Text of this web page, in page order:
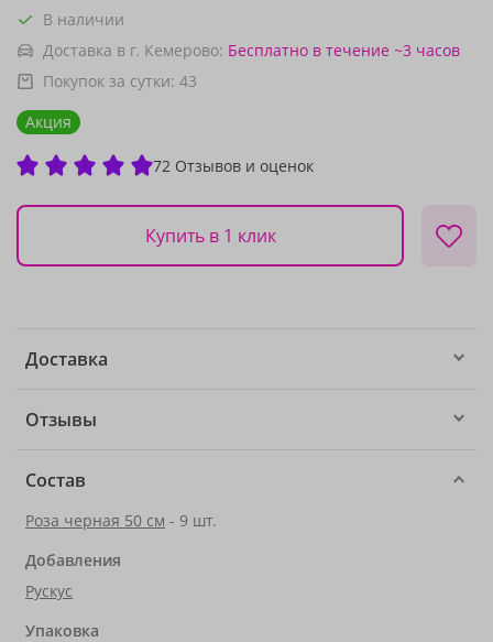
В наличии
Доставка в г. Кемерово: Бесплатно в течение ~3 часов
Покупок за сутки: 43
Акция
72 Отзывов и оценок
Купить в 1 клик
Доставка
Отзывы
Состав
Роза черная 50 см - 9 шт.
Добавления
Рускус
Упаковка